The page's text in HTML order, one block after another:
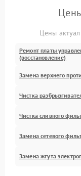
Цены
Ремонт платы
(восстановление)
Замена верхнего
Чистка
Чистка сливного
Замена сетевого
Замена жгута